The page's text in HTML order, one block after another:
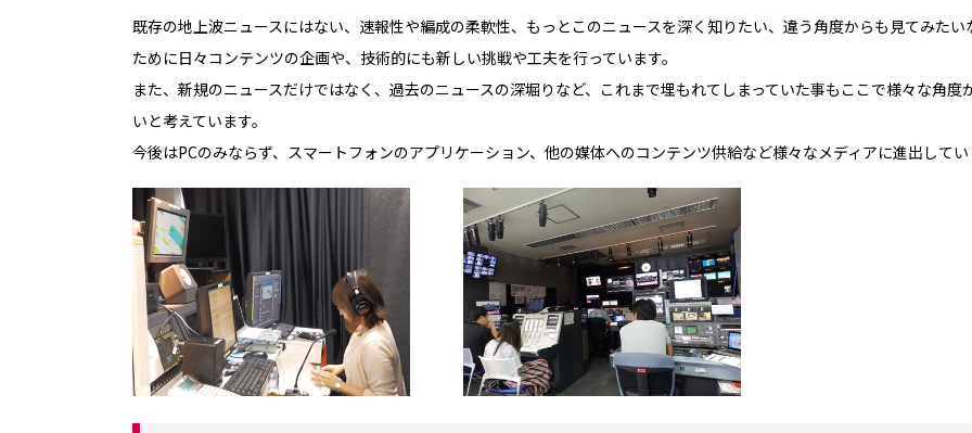
既存の地上波ニュースにはない、速報性や編成の柔軟性、もっとこのニュースを深く知りたい、違う角度からも見てみた
ために日々コンテンツの企画や、技術的にも新しい挑戦や工夫を行っています。
また、新規のニュースだけではなく、過去のニュースの深堀りなど、これまで埋もれてしまっていた事もここで様々な角
いと考えています。
今後はPCのみならず、スマートフォンのアプリケーション、他の媒体へのコンテンツ供給など様々なメディアに進出してい